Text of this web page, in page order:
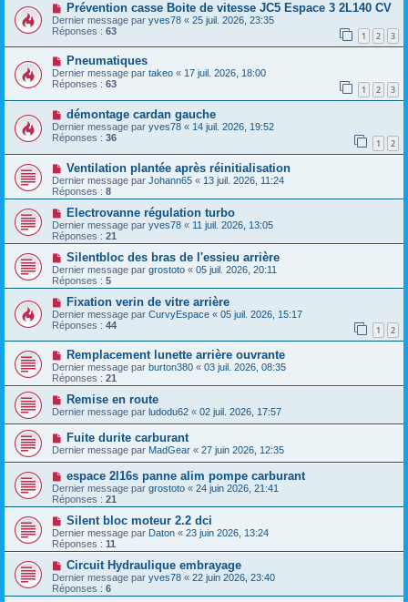
Prévention casse Boite de vitesse JC5 Espace 3 2L140 CV
Dernier message par yves78 « 25 juil. 2026, 23:35
Réponses : 63 1 2 3
Pneumatiques
Dernier message par takeo « 17 juil. 2026, 18:00
Réponses : 63 1 2 3
démontage cardan gauche
Dernier message par yves78 « 14 juil. 2026, 19:52
Réponses : 36 1 2
Ventilation plantée après réinitialisation
Dernier message par Johann65 « 13 juil. 2026, 11:24
Réponses : 8
Electrovanne régulation turbo
Dernier message par yves78 « 11 juil. 2026, 13:05
Réponses : 21
Silentbloc des bras de l'essieu arrière
Dernier message par grostoto « 05 juil. 2026, 20:11
Réponses : 5
Fixation verin de vitre arrière
Dernier message par CurvyEspace « 05 juil. 2026, 15:17
Réponses : 44 1 2
Remplacement lunette arrière ouvrante
Dernier message par burton380 « 03 juil. 2026, 08:35
Réponses : 21
Remise en route
Dernier message par ludodu62 « 02 juil. 2026, 17:57
Fuite durite carburant
Dernier message par MadGear « 27 juin 2026, 12:35
espace 2l16s panne alim pompe carburant
Dernier message par grostoto « 24 juin 2026, 21:41
Réponses : 21
Silent bloc moteur 2.2 dci
Dernier message par Daton « 23 juin 2026, 13:24
Réponses : 11
Circuit Hydraulique embrayage
Dernier message par yves78 « 22 juin 2026, 23:40
Réponses : 6